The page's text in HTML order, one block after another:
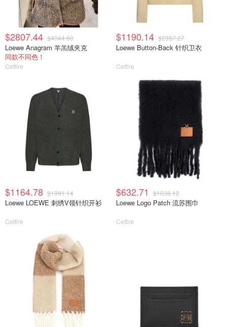
$2807.44 $4044.60
Loewe Anagram 羊羔绒夹克
同款不同色！
Cettire
$1190.14 $2357.27
Loewe Button-Back 针织卫衣
Cettire
$1164.78 $1991.14
Loewe LOEWE 刺绣V领针织开衫
Cettire
$632.71 $1036.12
Loewe Logo Patch 流苏围巾
Cettire